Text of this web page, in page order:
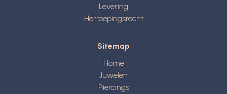
Levering
Herroepingsrecht
Sitemap
Home
Juwelen
Piercings